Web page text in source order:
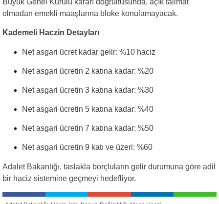
Büyük Genel Kurulu kararı doğrultusunda, açık talimat
olmadan emekli maaşlarına bloke konulamayacak.
Kademeli Haczin Detayları
Net asgari ücret kadar gelir: %10 haciz
Net asgari ücretin 2 katına kadar: %20
Net asgari ücretin 3 katına kadar: %30
Net asgari ücretin 5 katına kadar: %40
Net asgari ücretin 7 katına kadar: %50
Net asgari ücretin 9 katı ve üzeri: %60
Adalet Bakanlığı, taslakla borçluların gelir durumuna göre adil
bir haciz sistemine geçmeyi hedefliyor.